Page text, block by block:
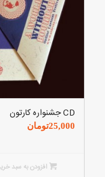
CD جشنواره کارتون
25,000تومان
افزودن به سبد